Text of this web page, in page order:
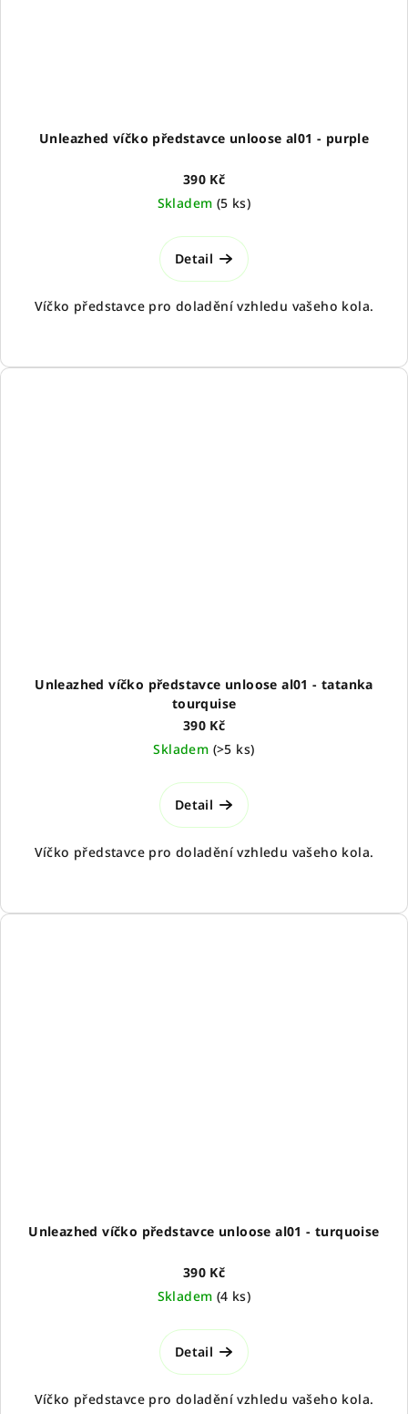
Unleazhed víčko představce unloose al01 - purple
390 Kč
Skladem (5 ks)
Detail
Víčko představce pro doladění vzhledu vašeho kola.
Unleazhed víčko představce unloose al01 - tatanka
tourquise
390 Kč
Skladem (>5 ks)
Detail
Víčko představce pro doladění vzhledu vašeho kola.
Unleazhed víčko představce unloose al01 - turquoise
390 Kč
Skladem (4 ks)
Detail
Víčko představce pro doladění vzhledu vašeho kola.